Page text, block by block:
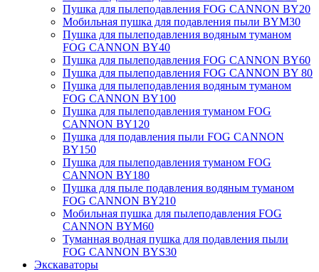
Пушка для пылеподавления FOG CANNON BY20
Мобильная пушка для подавления пыли BYM30
Пушка для пылеподавления водяным туманом
FOG CANNON BY40
Пушка для пылеподавления FOG CANNON BY60
Пушка для пылеподавления FOG CANNON BY 80
Пушка для пылеподавления водяным туманом
FOG CANNON BY100
Пушка для пылеподавления туманом FOG
CANNON BY120
Пушка для подавления пыли FOG CANNON
BY150
Пушка для пылеподавления туманом FOG
CANNON BY180
Пушка для пыле подавления водяным туманом
FOG CANNON BY210
Мобильная пушка для пылеподавления FOG
CANNON BYM60
Туманная водная пушка для подавления пыли
FOG CANNON BYS30
Экскаваторы